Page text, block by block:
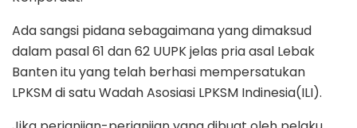
Ada sangsi pidana sebagaimana yang dimaksud
dalam pasal 61 dan 62 UUPK jelas pria asal Lebak
Banten itu yang telah berhasi mempersatukan
LPKSM di satu Wadah Asosiasi LPKSM Indinesia(ILI).